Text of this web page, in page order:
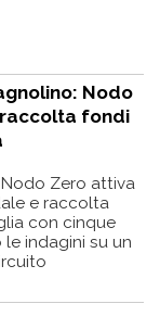
Nodo
fondi
Zero attiva
e raccolta
con cinque
indagini su un